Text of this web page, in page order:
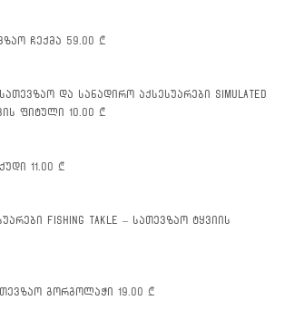
ჩექმა 59.00 ₾
SIMULATED
ფიტული 10.00 ₾
11.00 ₾
FISHING TAKLE – სათევზაო ტყვიის
გორგოლაჭი 19.00 ₾